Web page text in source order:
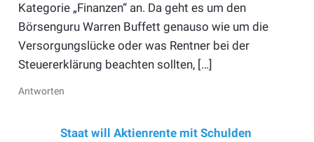
Kategorie „Finanzen“ an. Da geht es um den
Börsenguru Warren Buffett genauso wie um die
Versorgungslücke oder was Rentner bei der
Steuererklärung beachten sollten, […]
Antworten
Staat will Aktienrente mit Schulden